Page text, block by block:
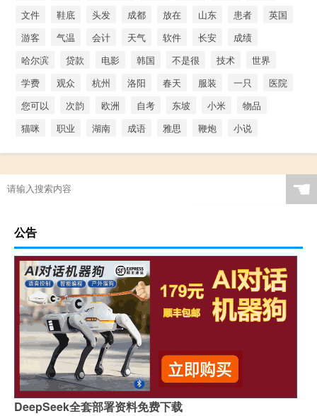
文件
鞋底 头发 成都 放在 山东 患者
英国
游客
气温 会计 天气 软件 长安
成绩
哈尔滨
贷款 电影 韩国 不是很 技术
世界
学费
观众 杭州 洛阳 春天 服装 一只
医院
您可以
次韵 欧洲 自考 东坡 小米
物品
猫咪
职业 湖南 成语 雅思 鞭炮 小说
☚
公告
DeepSeek全套部署资料免费下载